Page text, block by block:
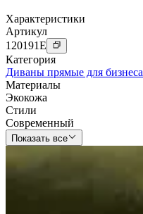
Характеристики
Артикул
120191E
Категория
Диваны прямые для бизнеса
Материалы
Экокожа
Стили
Современный
Показать все